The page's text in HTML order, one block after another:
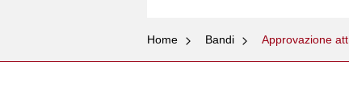
Home Bandi Approvazione